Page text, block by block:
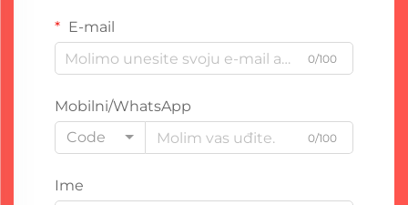
E-mail
0/100
Mobilni/WhatsApp
Code
0/100
Ime